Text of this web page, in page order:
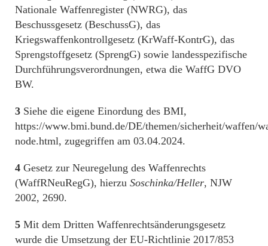
Nationale Waffenregister (NWRG), das
Beschussgesetz (BeschussG), das
Kriegswaffenkontrollgesetz (KrWaff-KontrG), das
Sprengstoffgesetz (SprengG) sowie landesspezifische
Durchführungsverordnungen, etwa die WaffG DVO
BW.
3 Siehe die eigene Einordung des BMI,
https://www.bmi.bund.de/DE/themen/sicherheit/waffen/
node.html, zugegriffen am 03.04.2024.
4 Gesetz zur Neuregelung des Waffenrechts
(WaffRNeuRegG), hierzu Soschinka/Heller, NJW
2002, 2690.
5 Mit dem Dritten Waffenrechtsänderungsgesetz
wurde die Umsetzung der EU-Richtlinie 2017/853